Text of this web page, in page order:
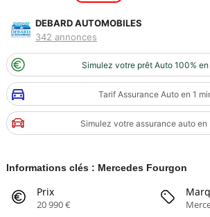
DEBARD AUTOMOBILES
342 annonces
Simulez votre prêt Auto 100%
Tarif Assurance Auto en 1
Simulez votre assurance auto en
Informations clés : Mercedes Fourgon
Prix
20 990 €